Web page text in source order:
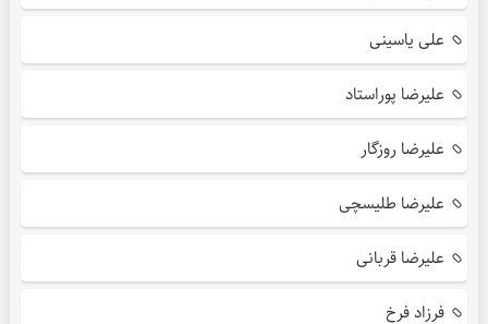
علی یاسینی
علیرضا پوراستاد
علیرضا روزگار
علیرضا طلیسچی
علیرضا قربانی
فرزاد فرخ